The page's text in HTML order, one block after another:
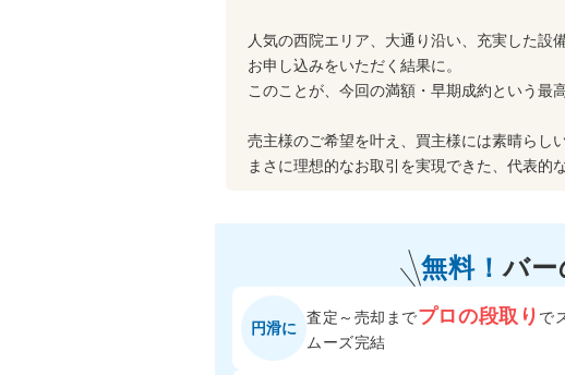
人気の西院エリア、大通り沿い、充実した設
お申し込みをいただく結果に。
このことが、今回の満額・早期成約という最
売主様のご希望を叶え、買主様には素晴らし
まさに理想的なお取引を実現できた、代表的
無料！バー
円滑に
査定～売却までプロの段取り で
ムーズ完結